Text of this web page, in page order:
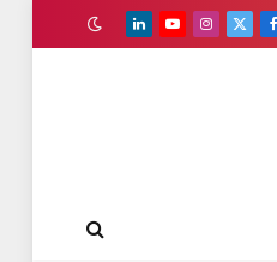
Facebook
X
Instagram
YouTube
LinkedIn